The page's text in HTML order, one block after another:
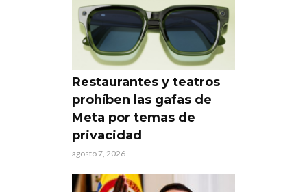
Restaurantes y teatros
prohíben las gafas de
Meta por temas de
privacidad
agosto 7, 2026